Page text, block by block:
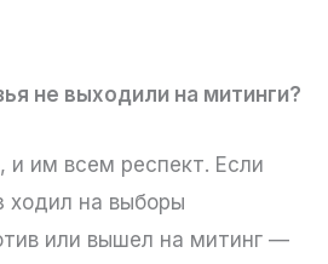
не выходили на митинги?
им всем респект. Если
ходил на выборы
или вышел на митинг —